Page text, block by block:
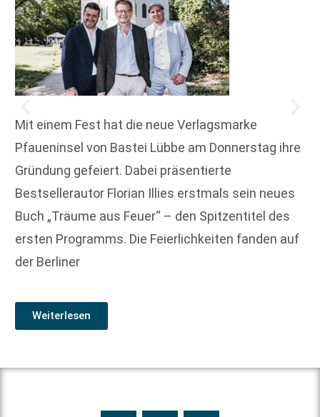
Mit einem Fest hat die neue Verlagsmarke
Pfaueninsel von Bastei Lübbe am Donnerstag ihre
Gründung gefeiert. Dabei präsentierte
Bestsellerautor Florian Illies erstmals sein neues
Buch „Träume aus Feuer“ – den Spitzentitel des
ersten Programms. Die Feierlichkeiten fanden auf
der Berliner
Weiterlesen